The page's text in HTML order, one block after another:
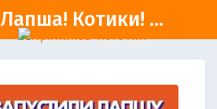
Лапша! Котики! ...